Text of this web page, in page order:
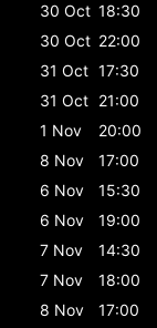
30 Oct 18:30
30 Oct 22:00
31 Oct 17:30
31 Oct 21:00
1 Nov
20:00
8 Nov
17:00
6 Nov
15:30
6 Nov
19:00
7 Nov
14:30
7 Nov
18:00
8 Nov
17:00